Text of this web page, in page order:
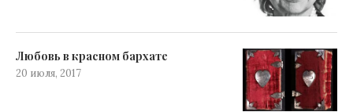
Любовь в красном бархате
20 июля, 2017